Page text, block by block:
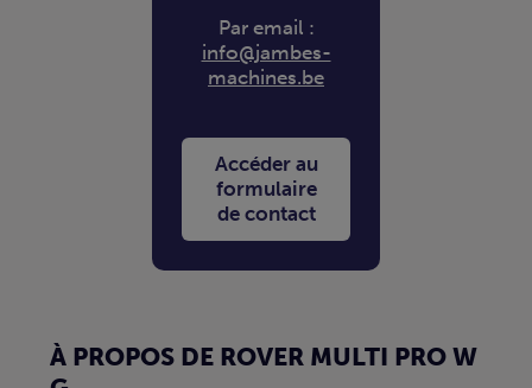
Par email :
info@jambes-
machines.be
Accéder au
formulaire
de contact
À PROPOS DE ROVER MULTI PRO W